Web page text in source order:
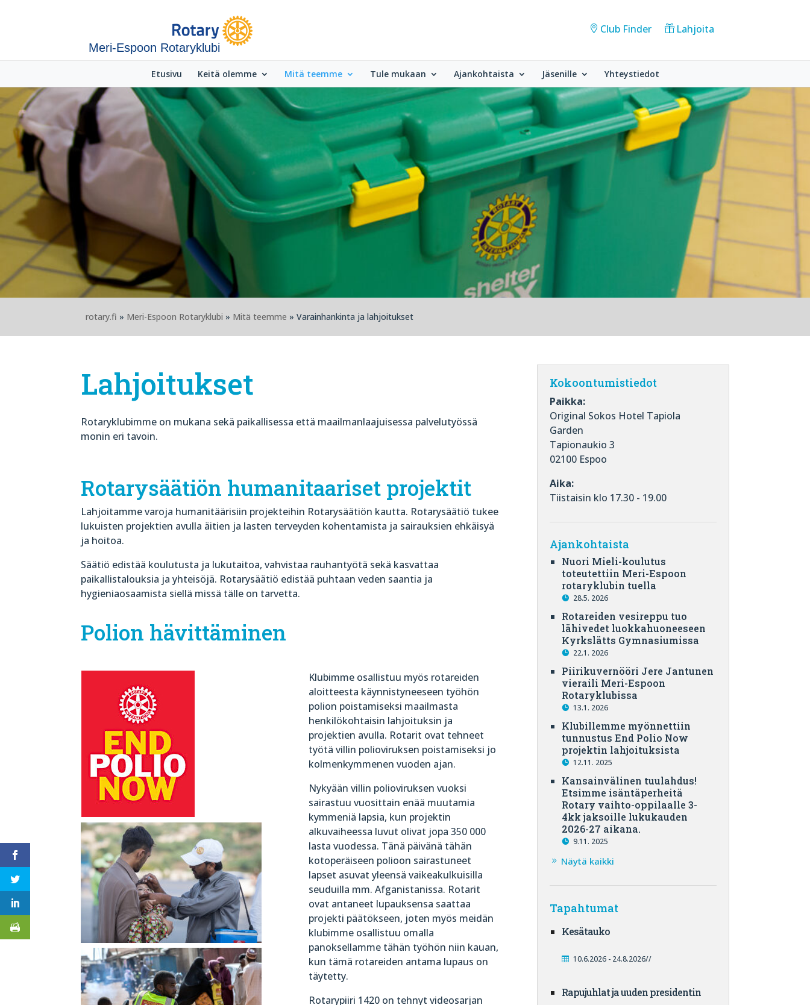
Meri-Espoon Rotaryklubi
Club Finder Lahjoita
Etusivu Keitä olemme Mitä teemme Tule mukaan Ajankohtaista Jäsenille Yhteystiedot
rotary.fi » Meri-Espoon Rotaryklubi » Mitä teemme » Varainhankinta ja lahjoitukset
Lahjoitukset
Rotaryklubimme on mukana sekä paikallisessa että maailmanlaajuisessa palvelutyössä
monin eri tavoin.
Rotarysäätiön humanitaariset projektit
Lahjoitamme varoja humanitäärisiin projekteihin Rotarysäätiön kautta. Rotarysäätiö tukee
lukuisten projektien avulla äitien ja lasten terveyden kohentamista ja sairauksien ehkäisyä
ja hoitoa.
Säätiö edistää koulutusta ja lukutaitoa, vahvistaa rauhantyötä sekä kasvattaa
paikallistalouksia ja yhteisöjä. Rotarysäätiö edistää puhtaan veden saantia ja
hygieniaosaamista siellä missä tälle on tarvetta.
Polion hävittäminen
Klubimme osallistuu myös rotareiden
aloitteesta käynnistyneeseen työhön
polion poistamiseksi maailmasta
henkilökohtaisin lahjoituksin ja
projektien avulla. Rotarit ovat tehneet
työtä villin polioviruksen poistamiseksi jo
kolmenkymmenen vuoden ajan.
Nykyään villin polioviruksen vuoksi
sairastuu vuosittain enää muutamia
kymmeniä lapsia, kun projektin
alkuvaiheessa luvut olivat jopa 350 000
lasta vuodessa. Tänä päivänä tähän
kotoperäiseen polioon sairastuneet
lapset asuvat yleensä vaikeakulkuisilla
seuduilla mm. Afganistanissa. Rotarit
ovat antaneet lupauksensa saattaa
projekti päätökseen, joten myös meidän
klubimme osallistuu omalla
panoksellamme tähän työhön niin kauan,
kun tämä rotareiden antama lupaus on
täytetty.
Rotarypiiri 1420 on tehnyt videosarjan
Kokoontumistiedot
Paikka:
Original Sokos Hotel Tapiola
Garden
Tapionaukio 3
02100 Espoo
Aika:
Tiistaisin klo 17.30 - 19.00
Ajankohtaista
Nuori Mieli-koulutus
toteutettiin Meri-Espoon
rotaryklubin tuella
28.5. 2026
Rotareiden vesireppu tuo
lähivedet luokkahuoneeseen
Kyrkslätts Gymnasiumissa
22.1. 2026
Piirikuvernööri Jere Jantunen
vieraili Meri-Espoon
Rotaryklubissa
13.1. 2026
Klubillemme myönnettiin
tunnustus End Polio Now
projektin lahjoituksista
12.11. 2025
Kansainvälinen tuulahdus!
Etsimme isäntäperheitä
Rotary vaihto-oppilaalle 3-
4kk jaksoille lukukauden
2026-27 aikana.
9.11. 2025
Näytä kaikki
Tapahtumat
Kesätauko
10.6.2026 - 24.8.2026//
Rapujuhlat ja uuden presidentin